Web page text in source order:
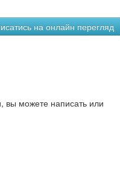
вы можете написать или